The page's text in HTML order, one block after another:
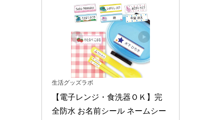
生活グッズラボ
【電子レンジ・食洗器ＯＫ】完
全防水 お名前シール ネームシー